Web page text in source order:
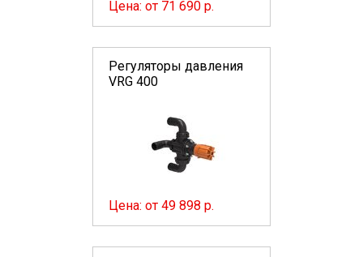
Цена: от 71 690 р.
Регуляторы давления
VRG 400
Цена: от 49 898 р.